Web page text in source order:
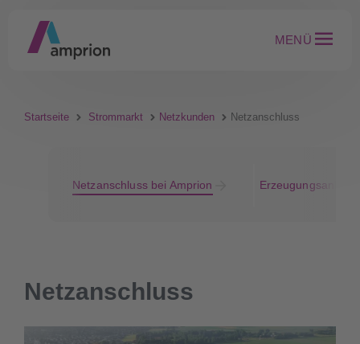
MENÜ
Startseite Strommarkt Netzkunden Netzanschluss
Netzanschluss bei Amprion
Netzanschluss